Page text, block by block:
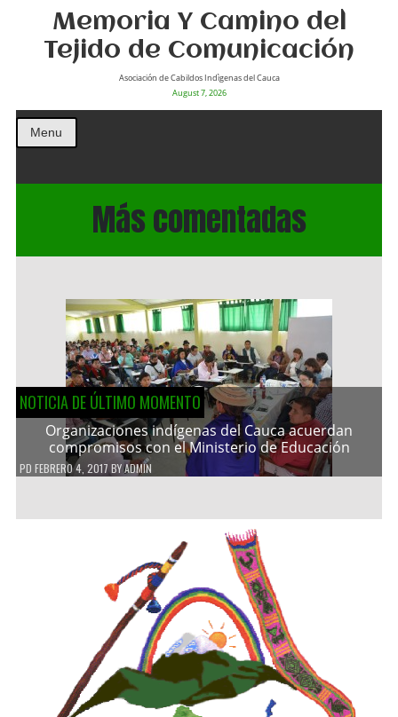
Memoria Y Camino del
Tejido de Comunicación
Asociación de Cabildos Indìgenas del Cauca
August 7, 2026
Menu
Más comentadas
NOTICIA DE ÚLTIMO MOMENTO
Organizaciones indígenas del Cauca acuerdan
compromisos con el Ministerio de Educación
PD FEBRERO 4, 2017 BYADMIN